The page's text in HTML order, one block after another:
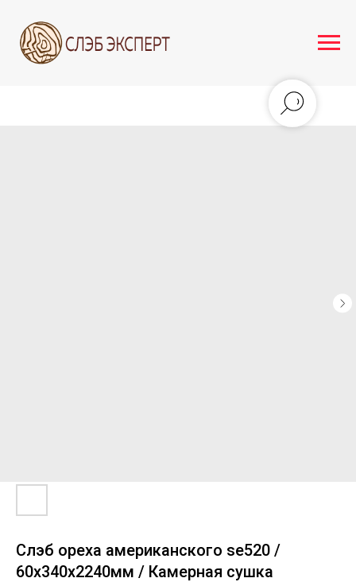
Слэб ореха американского se520 /
60х340х2240мм / Камерная сушка